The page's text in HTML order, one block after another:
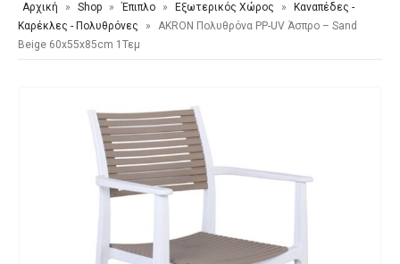
Αρχική » Shop » Έπιπλο » Εξωτερικός Χώρος »
Καναπέδες -
Καρέκλες - Πολυθρόνες
»
AKRON Πολυθρόνα PP-UV Άσπρο – Sand
Beige 60x55x85cm 1Τεμ